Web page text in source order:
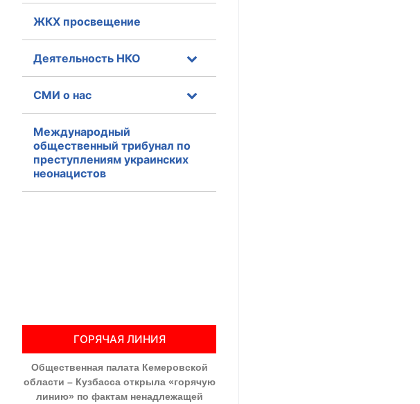
ЖКХ просвещение
Деятельность НКО
СМИ о нас
Международный
общественный трибунал по
преступлениям украинских
неонацистов
ГОРЯЧАЯ ЛИНИЯ
Общественная палата Кемеровской
области – Кузбасса открыла «горячую
линию» по фактам ненадлежащей